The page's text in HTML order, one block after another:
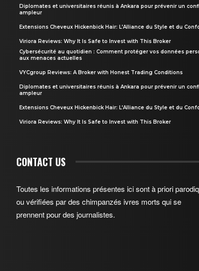
Diplomates et universitaires réunis à Ankara pour prévenir un
ampleur
Extensions Cheveux Hickenbick Hair: L’Alliance du Style et du
Viriora Reviews: Why It Is Safe to Invest with This Broker
Cybersécurité au quotidien : Comment protéger vos données
aux menaces actuelles
VYCgroup Reviews: A Broker with Honest Trading Conditions
Diplomates et universitaires réunis à Ankara pour prévenir un
ampleur
Extensions Cheveux Hickenbick Hair: L’Alliance du Style et du
Viriora Reviews: Why It Is Safe to Invest with This Broker
CONTACT US
Toutes les informations présentes ici sont à priori
ou vérifiées par des chimpanzés ivres morts qui se
prennent pour des journalistes.